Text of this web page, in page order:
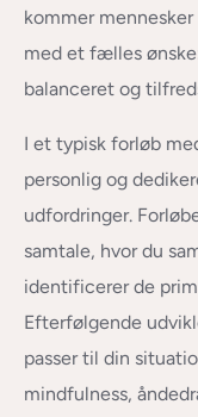
kommer
med et fælles
balanceret og
I et typisk forløb
personlig og
udfordringer.
samtale, hvor du
identificerer de
Efterfølgende
passer til din
mindfulness,